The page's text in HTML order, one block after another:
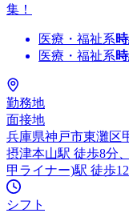
集！
医療・福祉系
医療・福祉系
勤務地
面接地
兵庫県神戸市東灘区
摂津本山駅 徒歩8分
甲ライナー)駅 徒歩
シフト